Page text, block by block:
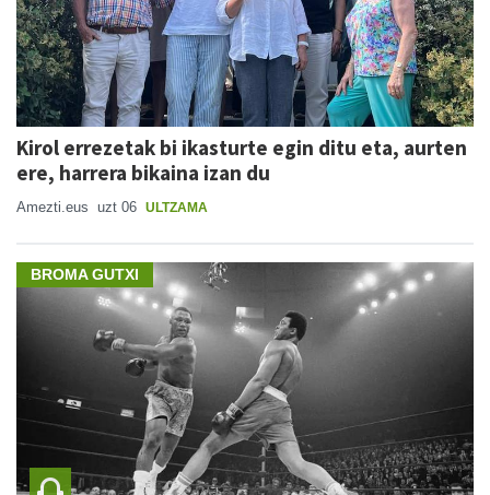
Kirol errezetak bi ikasturte egin ditu eta, aurten
ere, harrera bikaina izan du
Amezti.eus uzt 06 ULTZAMA
BROMA GUTXI